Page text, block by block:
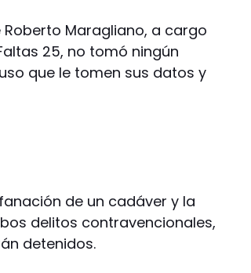
Maragliano, a cargo
25, no tomó ningún
que le tomen sus datos y
de un cadáver y la
delitos contravencionales,
detenidos.